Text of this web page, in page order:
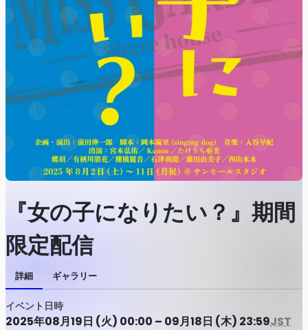
『女の子になりたい？』期間
限定配信
詳細 ギャラリー
イベント日時
2025年08月19日 (火) 00:00 – 09月18日 (木) 23:59JST